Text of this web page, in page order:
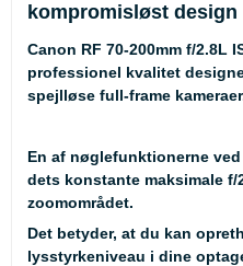
kompromisløst design
Canon RF 70-200mm f/2.8L
professionel kvalitet
spejlløse full-frame
En af nøglefunktionerne
dets konstante maksimale
zoomområdet.
Det betyder, at du kan
lysstyrkeniveau i dine